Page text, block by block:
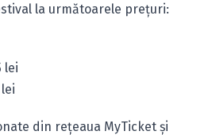
la următoarele preţuri:
lei
din reţeaua MyTicket şi